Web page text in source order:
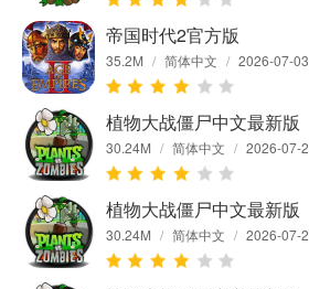
帝国时代2官方版
35.2M / 简体中文 / 2026-07-03
植物大战僵尸中文最新版
30.24M / 简体中文 / 2026-07-
植物大战僵尸中文最新版
30.24M / 简体中文 / 2026-07-